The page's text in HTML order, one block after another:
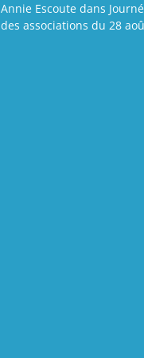
Annie Escoutedans
des associations du 28